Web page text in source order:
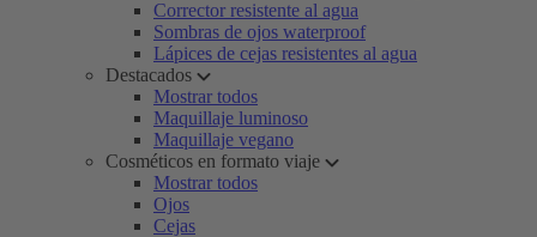
Corrector resistente al agua
Sombras de ojos waterproof
Lápices de cejas resistentes al agua
Destacados
Mostrar todos
Maquillaje luminoso
Maquillaje vegano
Cosméticos en formato viaje
Mostrar todos
Ojos
Cejas